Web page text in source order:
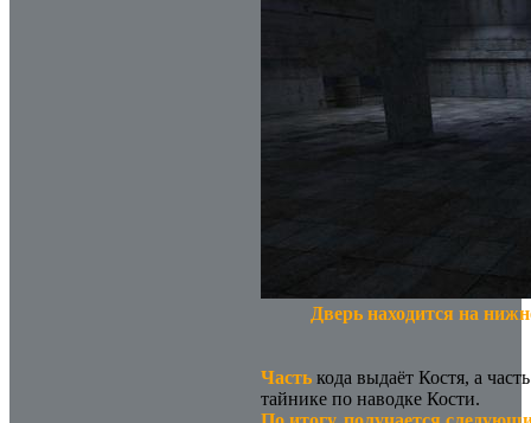
Дверь находится на
Часть кода выдаёт Костя, а
тайнике по наводке Кости.